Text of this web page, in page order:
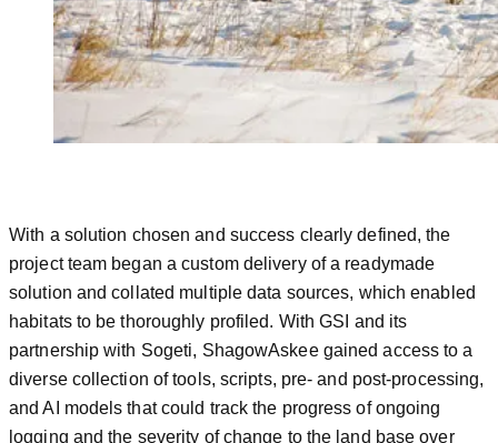
With a solution chosen and success clearly defined, the
project team began a custom delivery of a readymade
solution and collated multiple data sources, which enabled
habitats to be thoroughly profiled. With GSI and its
partnership with Sogeti, ShagowAskee gained access to a
diverse collection of tools, scripts, pre- and post-processing,
and AI models that could track the progress of ongoing
logging and the severity of change to the land base over